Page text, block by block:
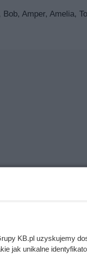
Amper, Amelia,
KB.pl uzyskujemy
jak unikalne